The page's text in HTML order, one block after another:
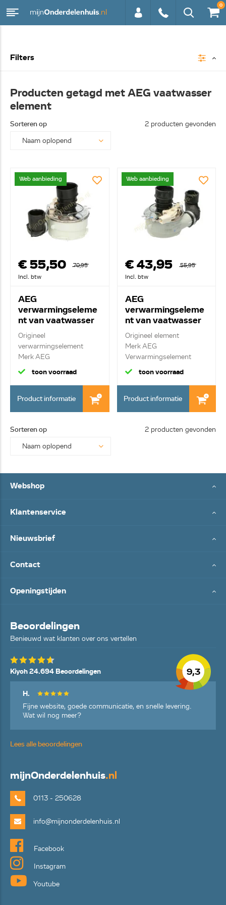
0
Filters
Producten getagd met AEG vaatwasser
element
Sorteren op 2 producten gevonden
Web aanbieding
€ 55,50
70,95
Incl. btw
AEG
verwarmingseleme
nt van vaatwasser
140002162232
Origineel
verwarmingselement
Merk AEG
Doorstroomelement 18...
toon voorraad
Product informatie
Web aanbieding
€ 43,95
55,95
Incl. btw
AEG
verwarmingseleme
nt van vaatwasser
4055373700
Origineel element
Merk AEG
Verwarmingselement
230V/2000W
toon voorraad
Product informatie
Sorteren op 2 producten gevonden
Webshop
Klantenservice
Nieuwsbrief
Contact
Openingstijden
Beoordelingen
Benieuwd wat klanten over ons vertellen
9,3
Kiyoh 24.694 Beoordelingen
H.
Fijne website, goede communicatie, en snelle levering.
Wat wil nog meer?
Lees alle beoordelingen
mijnOnderdelenhuis.nl
0113 - 250628
info@mijnonderdelenhuis.nl
Facebook
Instagram
Youtube